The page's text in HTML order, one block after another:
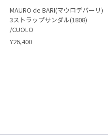
MAURO de BARI(マウロデバーリ)
3ストラップサンダル(1808)
/CUOLO
¥26,400